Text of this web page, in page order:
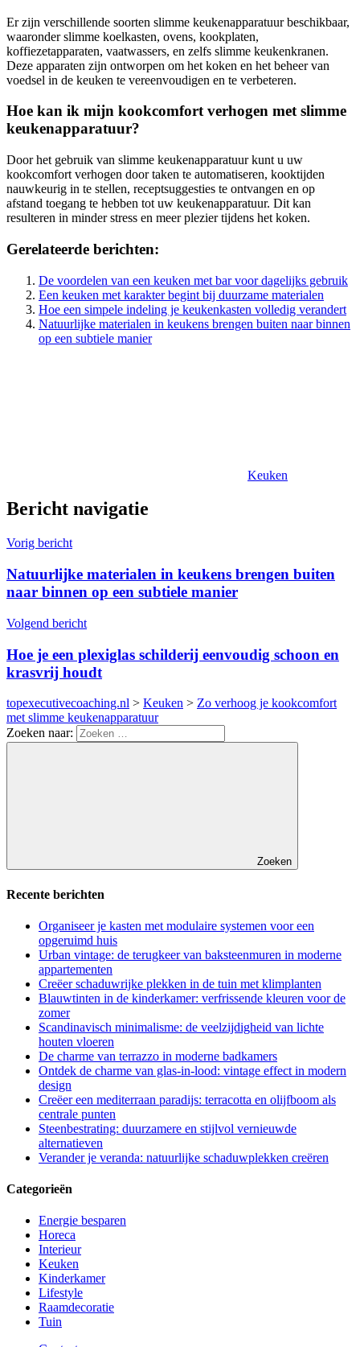
Er zijn verschillende soorten slimme keukenapparatuur beschikbaar,
waaronder slimme koelkasten, ovens, kookplaten,
koffiezetapparaten, vaatwassers, en zelfs slimme keukenkranen.
Deze apparaten zijn ontworpen om het koken en het beheer van
voedsel in de keuken te vereenvoudigen en te verbeteren.
Hoe kan ik mijn kookcomfort verhogen met slimme
keukenapparatuur?
Door het gebruik van slimme keukenapparatuur kunt u uw
kookcomfort verhogen door taken te automatiseren, kooktijden
nauwkeurig in te stellen, receptsuggesties te ontvangen en op
afstand toegang te hebben tot uw keukenapparatuur. Dit kan
resulteren in minder stress en meer plezier tijdens het koken.
Gerelateerde berichten:
De voordelen van een keuken met bar voor dagelijks gebruik
Een keuken met karakter begint bij duurzame materialen
Hoe een simpele indeling je keukenkasten volledig verandert
Natuurlijke materialen in keukens brengen buiten naar binnen
op een subtiele manier
Keuken
Bericht navigatie
Vorig bericht
Natuurlijke materialen in keukens brengen buiten
naar binnen op een subtiele manier
Volgend bericht
Hoe je een plexiglas schilderij eenvoudig schoon en
krasvrij houdt
topexecutivecoaching.nl > Keuken > Zo verhoog je kookcomfort
met slimme keukenapparatuur
Zoeken naar:
Zoeken
Recente berichten
Organiseer je kasten met modulaire systemen voor een
opgeruimd huis
Urban vintage: de terugkeer van baksteenmuren in moderne
appartementen
Creëer schaduwrijke plekken in de tuin met klimplanten
Blauwtinten in de kinderkamer: verfrissende kleuren voor de
zomer
Scandinavisch minimalisme: de veelzijdigheid van lichte
houten vloeren
De charme van terrazzo in moderne badkamers
Ontdek de charme van glas-in-lood: vintage effect in modern
design
Creëer een mediterraan paradijs: terracotta en olijfboom als
centrale punten
Steenbestrating: duurzamere en stijlvol vernieuwde
alternatieven
Verander je veranda: natuurlijke schaduwplekken creëren
Categorieën
Energie besparen
Horeca
Interieur
Keuken
Kinderkamer
Lifestyle
Raamdecoratie
Tuin